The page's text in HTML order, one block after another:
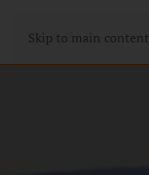
Skip to main content